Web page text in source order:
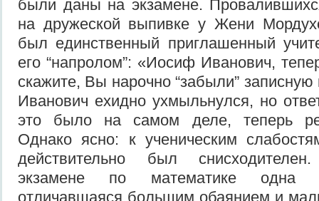
были даны на экзамене.
на дружеской выпивке у Жени
был единственный приглашенный
его “напролом”: «Иосиф Иванович,
скажите, Вы нарочно “забыли”
Иванович ехидно ухмыльнулся, но
это было на самом деле, теперь
Однако ясно: к ученическим
действительно был
экзамене по математике одна
отличавшаяся большим обаянием и